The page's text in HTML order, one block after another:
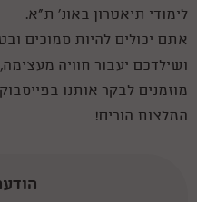
לימודי תיאטרון באונ' ת"א.
אתם יכולים להיות סמוכים
ושילדכם יעבור חוויה
המלצות הורים!